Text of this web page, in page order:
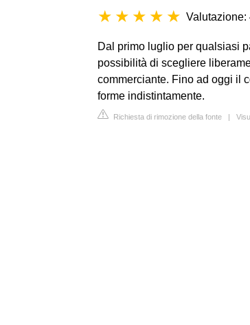
Valutazione:
Dal primo luglio per qualsiasi
possibilità di scegliere
commerciante. Fino ad oggi il
forme indistintamente.
Richiesta di rimozione della fonte |